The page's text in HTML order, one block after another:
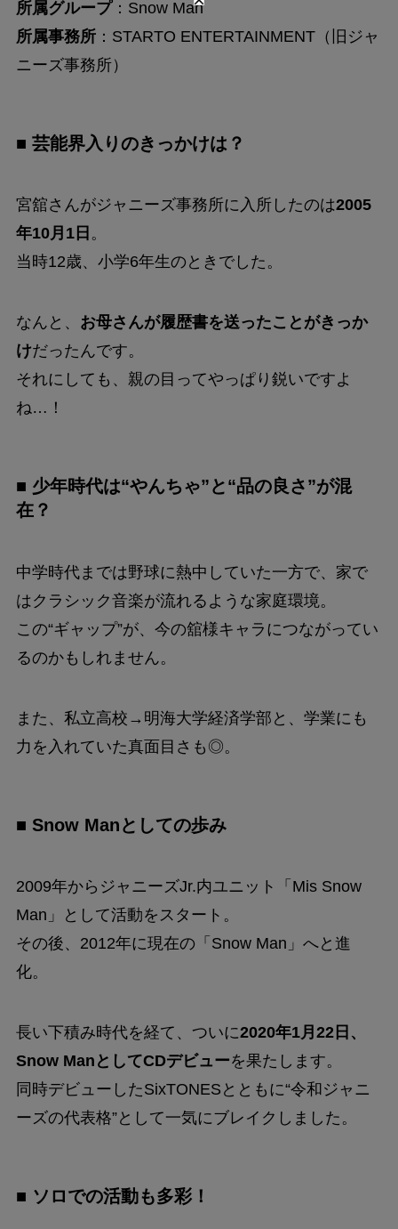
所属グループ：Snow Man
所属事務所：STARTO ENTERTAINMENT（旧ジャ
ニーズ事務所）
■ 芸能界入りのきっかけは？
宮舘さんがジャニーズ事務所に入所したのは2005
年10月1日 。
当時12歳、小学6年生のときでした。
なんと、 お母さんが履歴書を送ったことがきっか
けだったんです。
それにしても、親の目ってやっぱり鋭いですよ
ね…！
■ 少年時代は“やんちゃ”と“品の良さ”が混
在？
中学時代までは野球に熱中していた一方で、家で
はクラシック音楽が流れるような家庭環境。
この“ギャップ”が、今の舘様キャラにつながってい
るのかもしれません。
また、私立高校→明海大学経済学部と、学業にも
力を入れていた真面目さも◎。
■ Snow Manとしての歩み
2009年からジャニーズJr.内ユニット「Mis Snow
Man」として活動をスタート。
その後、2012年に現在の「Snow Man」へと進
化。
長い下積み時代を経て、ついに2020年1月22日、
Snow ManとしてCDデビューを果たします。
同時デビューしたSixTONESとともに“令和ジャニ
ーズの代表格”として一気にブレイクしました。
■ ソロでの活動も多彩！